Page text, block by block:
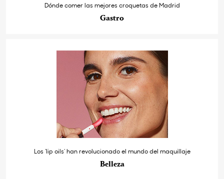
Dónde comer las mejores croquetas de Madrid
Gastro
Los ‘lip oils’ han revolucionado el mundo del maquillaje
Belleza